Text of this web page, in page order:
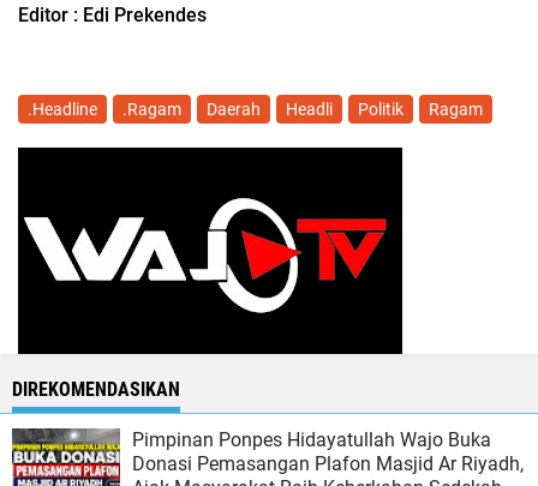
Editor : Edi Prekendes
.Headline .Ragam Daerah Headli Politik Ragam
DIREKOMENDASIKAN
Pimpinan Ponpes Hidayatullah Wajo Buka
Donasi Pemasangan Plafon Masjid Ar Riyadh,